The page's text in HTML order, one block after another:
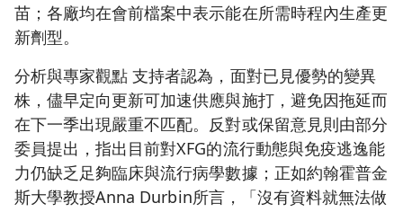
苗；各廠均在會前檔案中表示能在所需時程內生產更
新劑型。
分析與專家觀點 支持者認為，面對已見優勢的變異
株，儘早定向更新可加速供應與施打，避免因拖延而
在下一季出現嚴重不匹配。反對或保留意見則由部分
委員提出，指出目前對XFG的流行動態與免疫逃逸能
力仍缺乏足夠臨床與流行病學數據；正如約翰霍普金
斯大學教授Anna Durbin所言，「沒有資料就無法做